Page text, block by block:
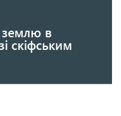
землю в
скіфським